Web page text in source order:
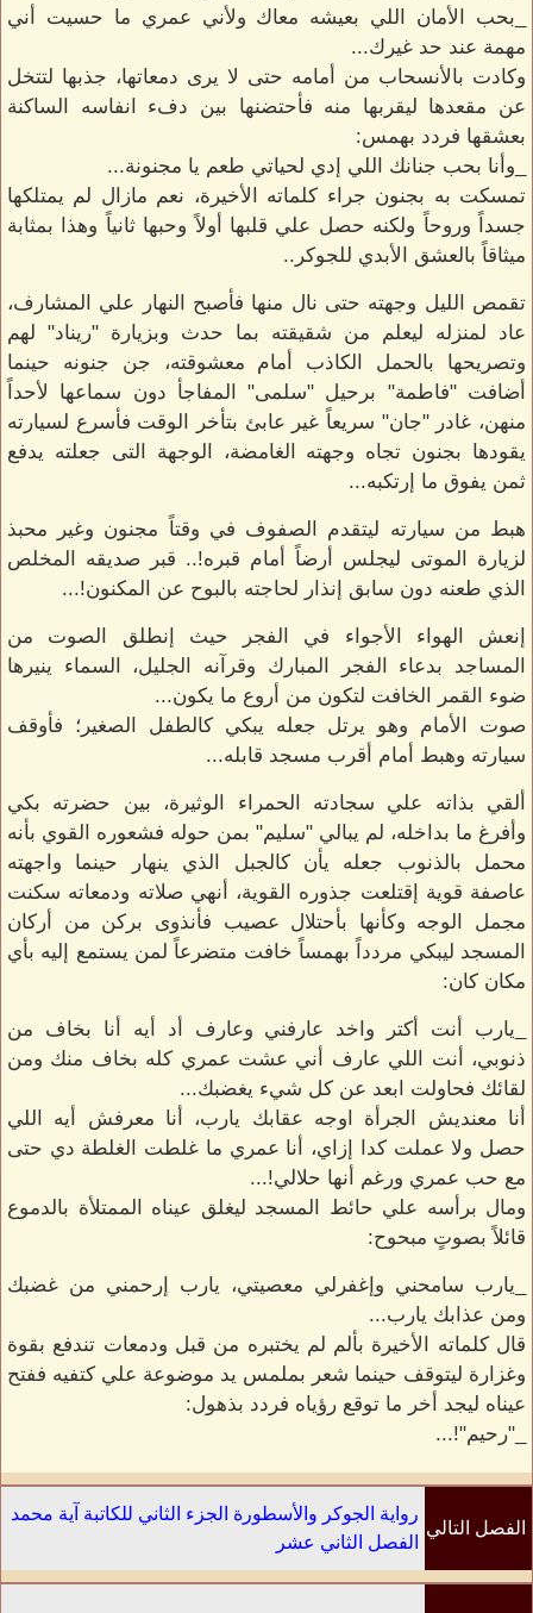
_بحب الأمان اللي بعيشه معاك ولأني عمري ما حسيت أني
مهمة عند حد غيرك...
وكادت بالأنسحاب من أمامه حتى لا يرى دمعاتها، جذبها لتتخل
عن مقعدها ليقربها منه فأحتضنها بين دفء انفاسه الساكنة
بعشقها فردد بهمس:
_وأنا بحب جنانك اللي إدي لحياتي طعم يا مجنونة...
تمسكت به بجنون جراء كلماته الأخيرة، نعم مازال لم يمتلكها
جسداً وروحاً ولكنه حصل علي قلبها أولاً وحبها ثانياً وهذا بمثابة
ميثاقاً بالعشق الأبدي للجوكر..
تقمص الليل وجهته حتى نال منها فأصبح النهار علي المشارف،
عاد لمنزله ليعلم من شقيقته بما حدث وبزيارة "ريناد" لهم
وتصريحها بالحمل الكاذب أمام معشوقته، جن جنونه حينما
أضافت "فاطمة" برحيل "سلمى" المفاجأ دون سماعها لأحداً
منهن، غادر "جان" سريعاً غير عابئ بتأخر الوقت فأسرع لسيارته
يقودها بجنون تجاه وجهته الغامضة، الوجهة التى جعلته يدفع
ثمن يفوق ما إرتكبه...
هبط من سيارته ليتقدم الصفوف في وقتاً مجنون وغير محبذ
لزيارة الموتى ليجلس أرضاً أمام قبره!.. قبر صديقه المخلص
الذي طعنه دون سابق إنذار لحاجته بالبوح عن المكنون!...
إنعش الهواء الأجواء في الفجر حيث إنطلق الصوت من
المساجد بدعاء الفجر المبارك وقرآنه الجليل، السماء ينيرها
ضوء القمر الخافت لتكون من أروع ما يكون...
صوت الأمام وهو يرتل جعله يبكي كالطفل الصغير؛ فأوقف
سيارته وهبط أمام أقرب مسجد قابله...
ألقي بذاته علي سجادته الحمراء الوثيرة، بين حضرته بكي
وأفرغ ما بداخله، لم يبالي "سليم" بمن حوله فشعوره القوي بأنه
محمل بالذنوب جعله يأن كالجبل الذي ينهار حينما واجهته
عاصفة قوية إقتلعت جذوره القوية، أنهي صلاته ودمعاته سكنت
مجمل الوجه وكأنها بأحتلال عصيب فأنذوى بركن من أركان
المسجد ليبكي مردداً بهمساً خافت متضرعاً لمن يستمع إليه بأي
مكان كان:
_يارب أنت أكتر واخد عارفني وعارف أد أيه أنا بخاف من
ذنوبي، أنت اللي عارف أني عشت عمري كله بخاف منك ومن
لقائك فحاولت ابعد عن كل شيء يغضبك...
أنا معنديش الجرأة اوجه عقابك يارب، أنا معرفش أيه اللي
حصل ولا عملت كدا إزاي، أنا عمري ما غلطت الغلطة دي حتى
مع حب عمري ورغم أنها حلالي!...
ومال برأسه علي حائط المسجد ليغلق عيناه الممتلأة بالدموع
قائلاً بصوتٍ مبحوح:
_يارب سامحني وإغفرلي معصيتي، يارب إرحمني من غضبك
ومن عذابك يارب...
قال كلماته الأخيرة بألم لم يختبره من قبل ودمعات تندفع بقوة
وغزارة ليتوقف حينما شعر بملمس يد موضوعة علي كتفيه ففتح
عيناه ليجد أخر ما توقع رؤياه فردد بذهول:
_"رحيم"!...
الفصل التالي
رواية الجوكر والأسطورة الجزء الثاني للكاتبة آية محمد
الفصل الثاني عشر